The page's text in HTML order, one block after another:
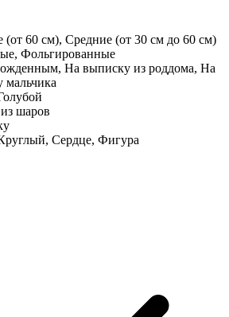
(от 60 см), Средние (от 30 см до 60 см)
Фольгированные
На выписку из роддома, На
мальчика
шаров
Сердце, Фигура